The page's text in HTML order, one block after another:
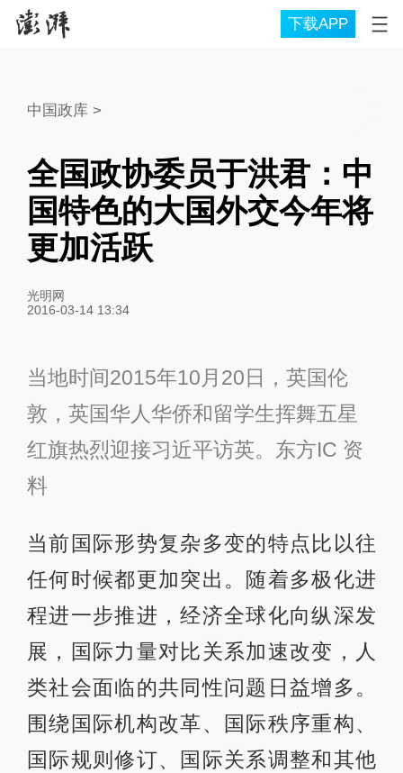
下载APP
中国政库 >
全国政协委员于洪君：中
国特色的大国外交今年将
更加活跃
光明网
2016-03-14 13:34
当地时间2015年10月20日，英国伦
敦，英国华人华侨和留学生挥舞五星
红旗热烈迎接习近平访英。东方IC 资
料
当前国际形势复杂多变的特点比以往
任何时候都更加突出。随着多极化进
程进一步推进，经济全球化向纵深发
展，国际力量对比关系加速改变，人
类社会面临的共同性问题日益增多。
围绕国际机构改革、国际秩序重构、
国际规则修订、国际关系调整和其他